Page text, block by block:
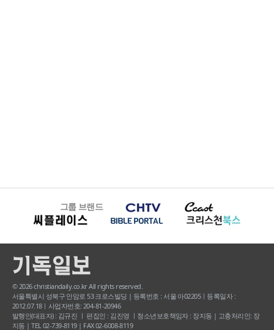
그룹 브랜드
© 2026 christiandaily.co.kr All rights reserved.
서울특별시 성북구 안암로 53 크로스빌딩 | 등록번호 : 서울 아02205ㅣ등록일자 :
2012.07.18ㅣ사업자번호: 204-81-20946
발행인(대표자) : 김규진 ㅣ 편집인 : 김진영 ㅣ청소년보호책임자 : 장지동 | 고충처리인: 장
지동 | TEL 02-739-8119 | FAX 02-6008-8119